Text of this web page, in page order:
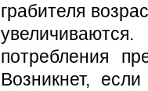
грабителя
потребления
Возникнет,